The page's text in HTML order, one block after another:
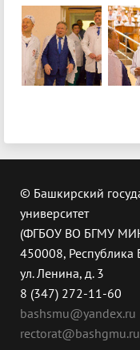
© Башкирский
университет
(ФГБОУ ВО БГМУ
450008, Республика
ул. Ленина, д. 3
8 (347) 272-11-60
bashsmu@yandex.ru
rectorat@bashgmu.ru